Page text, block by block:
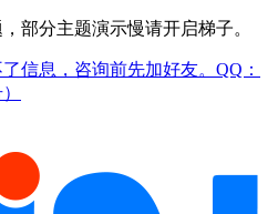
部分主题演示慢请开启梯子。
信息，咨询前先加好友。QQ：